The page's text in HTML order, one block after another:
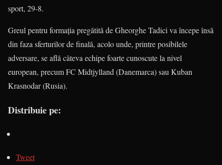
sport, 29-8.
Greul pentru formaţia pregătită de Gheorghe Tadici va începe însă
din faza sferturilor de finală, acolo unde, printre posibilele
adversare, se află câteva echipe foarte cunoscute la nivel
european, precum FC Midtjylland (Danemarca) sau Kuban
Krasnodar (Rusia).
Distribuie pe:
Tweet